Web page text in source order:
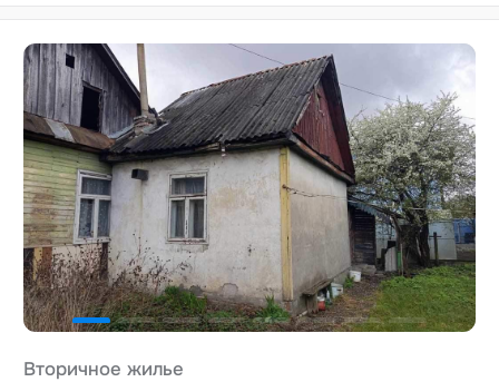
Вторичное жилье